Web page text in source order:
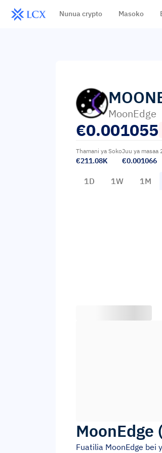
Nunua crypto Masoko
MoonEdge
€0.001055
Thamani ya Soko
€211.08K
Juu ya masaa
€0.001066
1D 1W 1M
MoonEdge
Fuatilia MoonEdge bei